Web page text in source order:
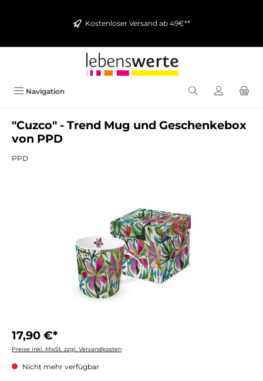
Kostenloser Versand ab 49€**
Navigation
"Cuzco" - Trend Mug und Geschenkebox
von PPD
PPD
17,90 €*
Preise inkl. MwSt. zzgl. Versandkosten
Nicht mehr verfügbar